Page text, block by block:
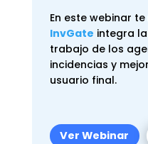
En este webinar
InvGate integra
trabajo de los
incidencias y
usuario final.
Ver Webinar